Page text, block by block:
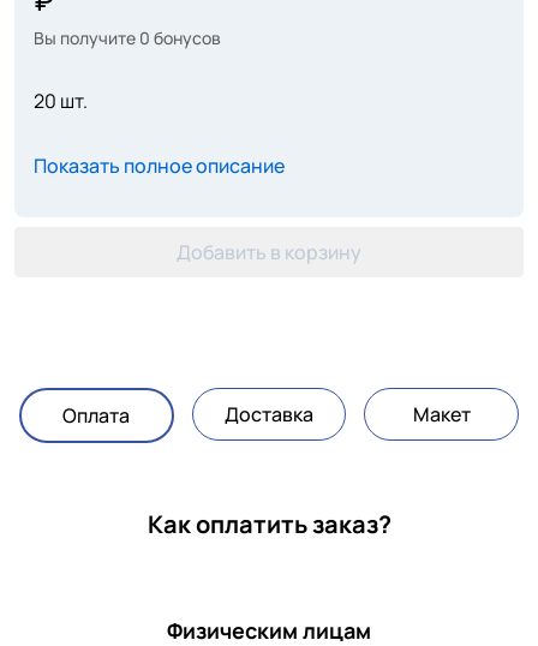
Вы получите 0 бонусов
20 шт.
Показать полное описание
Добавить в корзину
Оплата Доставка Макет
Как оплатить заказ?
Физическим лицам